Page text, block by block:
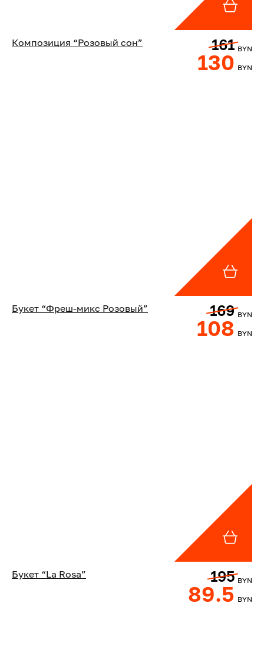
Композиция “Розовый сон” 161 BYN
130 BYN
Букет “Фреш-микс Розовый” 169 BYN
108 BYN
Букет “La Rosa” 195 BYN
89.5 BYN